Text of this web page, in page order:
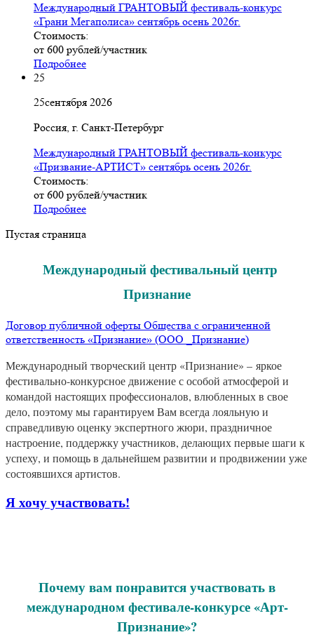
Международный ГРАНТОВЫЙ фестиваль-конкурс
«Грани Мегаполиса» сентябрь осень 2026г.
Стоимость:
от 600 рублей/участник
Подробнее
25
25сентября 2026
Россия, г. Санкт-Петербург
Международный ГРАНТОВЫЙ фестиваль-конкурс
«Призвание-АРТИСТ» сентябрь осень 2026г.
Стоимость:
от 600 рублей/участник
Подробнее
Пустая страница
Международный фестивальный центр
Признание
Договор публичной оферты Общества с ограниченной
ответственность «Признание» (ООО _Признание)
Международный творческий центр «Признание» – яркое
фестивально-конкурсное движение с особой атмосферой и
командой настоящих профессионалов, влюбленных в свое
дело, поэтому мы гарантируем Вам всегда лояльную и
справедливую оценку экспертного жюри, праздничное
настроение, поддержку участников, делающих первые шаги к
успеху, и помощь в дальнейшем развитии и продвижении уже
состоявшихся артистов.
Я хочу участвовать!
Почему вам понравится участвовать в
международном фестивале-конкурсе «Арт-
Признание»?